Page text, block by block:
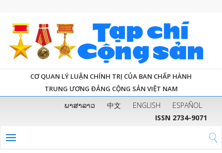
CƠ QUAN LÝ LUẬN CHÍNH TRỊ CỦA BAN CHẤP HÀNH
TRUNG ƯƠNG ĐẢNG CỘNG SẢN VIỆT NAM
ພາສາລາວ 中文 ENGLISH
ESPAÑOL
ISSN 2734-9071